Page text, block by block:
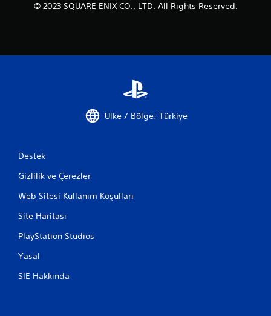
© 2023 SQUARE ENIX CO., LTD. All Rights Reserved.
Ülke / Bölge: Türkiye
Destek
Gizlilik ve Çerezler
Web Sitesi Kullanım Koşulları
Site Haritası
PlayStation Studios
Yasal
SIE Hakkında